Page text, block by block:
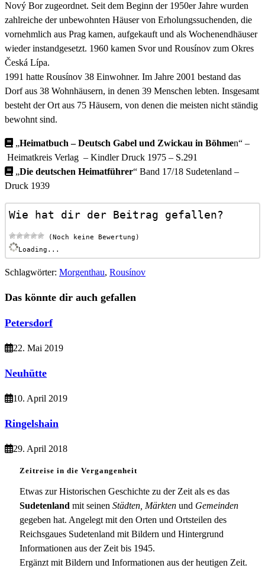
Nový Bor zugeordnet. Seit dem Beginn der 1950er Jahre wurden
zahlreiche der unbewohnten Häuser von Erholungssuchenden, die
vornehmlich aus Prag kamen, aufgekauft und als Wochenendhäuser
wieder instandgesetzt. 1960 kamen Svor und Rousínov zum Okres
Česká Lípa.
1991 hatte Rousínov 38 Einwohner. Im Jahre 2001 bestand das
Dorf aus 38 Wohnhäusern, in denen 39 Menschen lebten. Insgesamt
besteht der Ort aus 75 Häusern, von denen die meisten nicht ständig
bewohnt sind.
„Heimatbuch – Deutsch Gabel und Zwickau in Böhmen“ –
Heimatkreis Verlag – Kindler Druck 1975 – S.291
„Die deutschen Heimatführer“ Band 17/18 Sudetenland –
Druck 1939
Wie hat dir der Beitrag gefallen?
(Noch keine Bewertung)
Loading...
Schlagwörter: Morgenthau, Rousínov
Das könnte dir auch gefallen
Petersdorf
22. Mai 2019
Neuhütte
10. April 2019
Ringelshain
29. April 2018
Zeitreise in die Vergangenheit
Etwas zur Historischen Geschichte zu der Zeit als es das
Sudetenland mit seinen Städten, Märkten und Gemeinden
gegeben hat. Angelegt mit den Orten und Ortsteilen des
Reichsgaues Sudetenland mit Bildern und Hintergrund
Informationen aus der Zeit bis 1945.
Ergänzt mit Bildern und Informationen aus der heutigen Zeit.